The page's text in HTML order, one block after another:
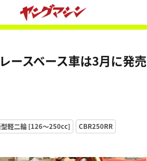
ースベース車は3月に発売
軽二輪 [126〜250cc]
CBR250RR